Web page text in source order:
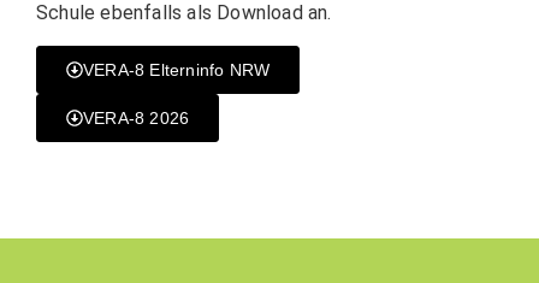
Schule ebenfalls als Download an.
VERA-8 Elterninfo NRW
VERA-8 2026